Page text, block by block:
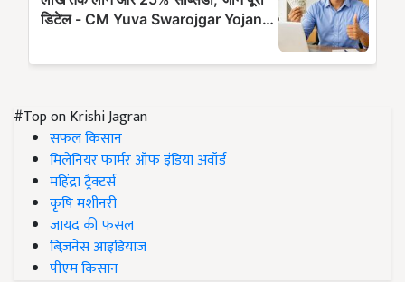
#Top on Krishi Jagran
सफल किसान
मिलेनियर फार्मर ऑफ इंडिया अवॉर्ड
महिंद्रा ट्रैक्टर्स
कृषि मशीनरी
जायद की फसल
बिज़नेस आइडियाज
पीएम किसान